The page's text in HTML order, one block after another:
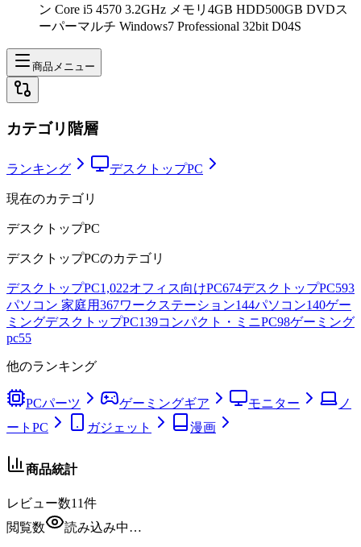
ン Core i5 4570 3.2GHz メモリ4GB HDD500GB DVDス
ーパーマルチ Windows7 Professional 32bit D04S
商品メニュー
カテゴリ階層
ランキング デスクトップPC
現在のカテゴリ
デスクトップPC
デスクトップPCのカテゴリ
デスクトップPC1,022オフィス向けPC674デスクトップPC593
パソコン 家庭用367ワークステーション144パソコン140ゲー
ミングデスクトップPC139コンパクト・ミニPC98ゲーミング
pc55
他のランキング
PCパーツ ゲーミングギア モニター
ノ
ートPC
ガジェット 漫画
商品統計
レビュー数11件
閲覧数
読み込み中…